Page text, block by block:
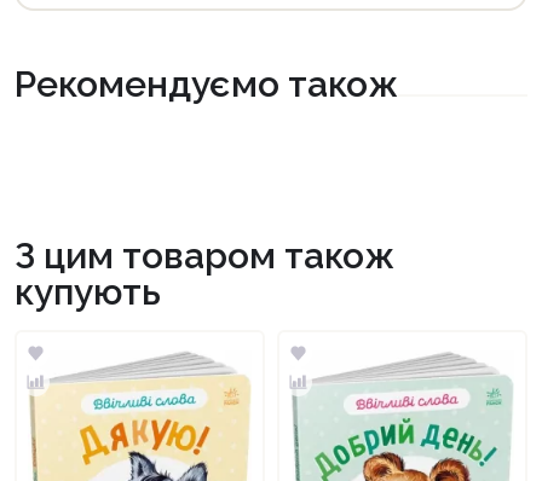
Рекомендуємо також
З цим товаром також
купують